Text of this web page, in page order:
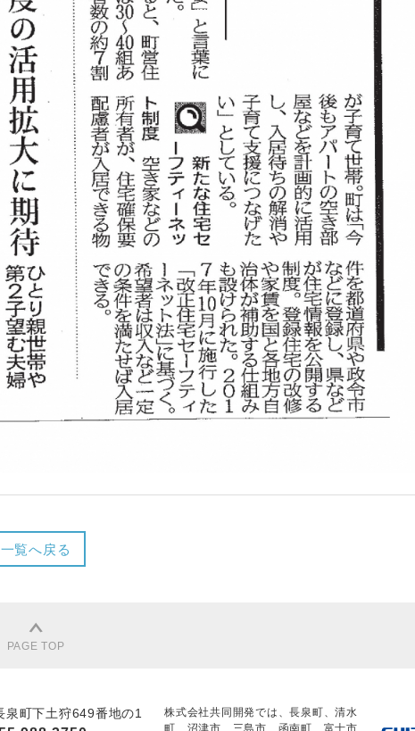
一覧へ戻る
PAGE TOP
町下土狩649番地の1
株式会社共同開発では、長泉町、清水
町、沼津市、三島市、函南町、富士市、